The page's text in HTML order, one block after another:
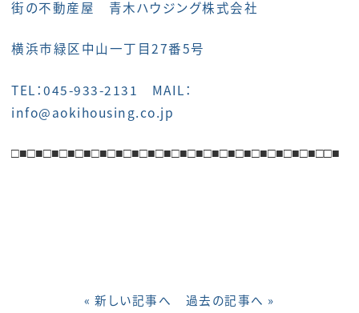
街の不動産屋 青木ハウジング株式会社
横浜市緑区中山一丁目27番5号
TEL：045-933-2131 MAIL：
info@aokihousing.co.jp
□■□■□■□■□■□■□■□■□■□■□■□■□■□■□■□■□■□■□■□□■
« 新しい記事へ 過去の記事へ »